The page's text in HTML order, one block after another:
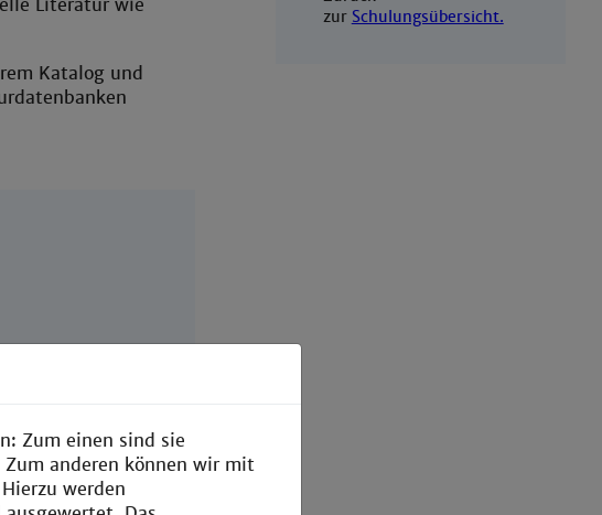
Literatur wie
Katalog und
zur Schulungsübersicht.
Zum einen sind sie
anderen können wir mit
werden